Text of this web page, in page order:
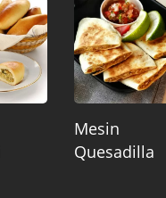
Mesin
Quesadilla